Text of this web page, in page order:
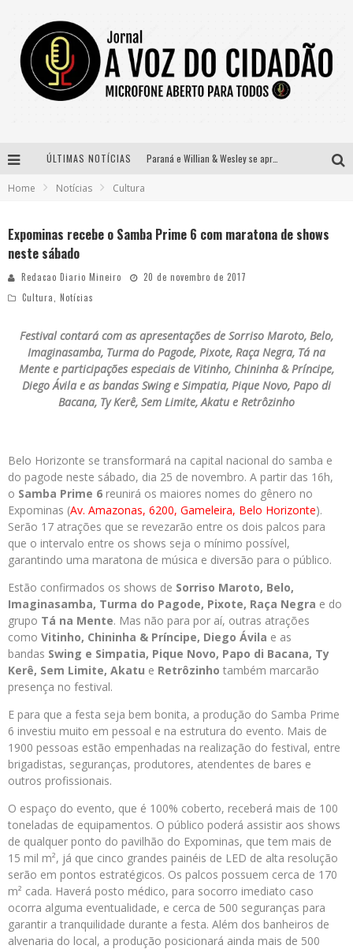
ÚLTIMAS NOTÍCIAS Paraná e Willian & Wesley se apresentam no Carretão Trevo Contagem nesta sexta-feira
Home Notícias Cultura
Expominas recebe o Samba Prime 6 com maratona de shows
neste sábado
Redacao Diario Mineiro
20 de novembro de 2017
Cultura
Notícias
Festival contará com as apresentações de Sorriso Maroto, Belo,
Imaginasamba, Turma do Pagode, Pixote, Raça Negra, Tá na
Mente e participações especiais de Vitinho, Chininha & Príncipe,
Diego Ávila e as bandas Swing e Simpatia, Pique Novo, Papo di
Bacana, Ty Kerê, Sem Limite, Akatu e Retrôzinho
Belo Horizonte se transformará na capital nacional do samba e
do pagode neste sábado, dia 25 de novembro. A partir das 16h,
o Samba Prime 6 reunirá os maiores nomes do gênero no
Expominas (Av. Amazonas, 6200, Gameleira, Belo Horizonte).
Serão 17 atrações que se revezarão entre os dois palcos para
que o intervalo entre os shows seja o mínimo possível,
garantindo uma maratona de música e diversão para o público.
Estão confirmados os shows de Sorriso Maroto, Belo,
Imaginasamba, Turma do Pagode, Pixote, Raça Negra e do
grupo Tá na Mente. Mas não para por aí, outras atrações
como Vitinho, Chininha & Príncipe, Diego Ávila e as
bandas Swing e Simpatia, Pique Novo, Papo di Bacana, Ty
Kerê, Sem Limite, Akatu e Retrôzinho também marcarão
presença no festival.
E para que a festa seja bem bonita, a produção do Samba Prime
6 investiu muito em pessoal e na estrutura do evento. Mais de
1900 pessoas estão empenhadas na realização do festival, entre
brigadistas, seguranças, produtores, atendentes de bares e
outros profissionais.
O espaço do evento, que é 100% coberto, receberá mais de 100
toneladas de equipamentos. O público poderá assistir aos shows
de qualquer ponto do pavilhão do Expominas, que tem mais de
15 mil m², já que cinco grandes painéis de LED de alta resolução
serão em pontos estratégicos. Os palcos possuem cerca de 170
m² cada. Haverá posto médico, para socorro imediato caso
ocorra alguma eventualidade, e cerca de 500 seguranças para
garantir a tranquilidade durante a festa. Além dos banheiros de
alvenaria do local, a produção posicionará ainda mais de 500